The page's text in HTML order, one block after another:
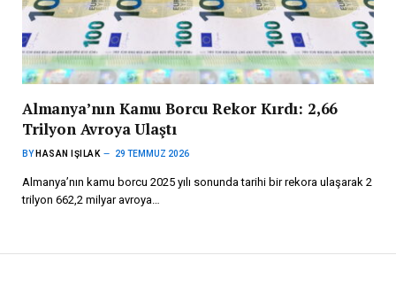
Almanya’nın Kamu Borcu Rekor Kırdı: 2,66
Trilyon Avroya Ulaştı
BY HASAN IŞILAK 29 TEMMUZ 2026
Almanya’nın kamu borcu 2025 yılı sonunda tarihi bir rekora ulaşarak 2
trilyon 662,2 milyar avroya…